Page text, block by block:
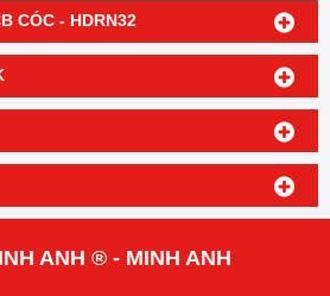
CÓC - HDRN32
ANH ® - MINH ANH